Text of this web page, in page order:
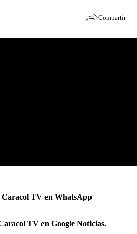
Compartir
Caracol TV en WhatsApp
TV en Google Noticias.